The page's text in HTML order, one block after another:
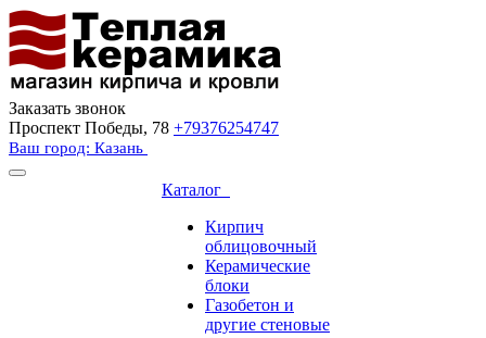
Заказать звонок
Проспект Победы, 78 +79376254747
Ваш город: Казань
Каталог
Кирпич
облицовочный
Керамические
блоки
Газобетон и
другие стеновые